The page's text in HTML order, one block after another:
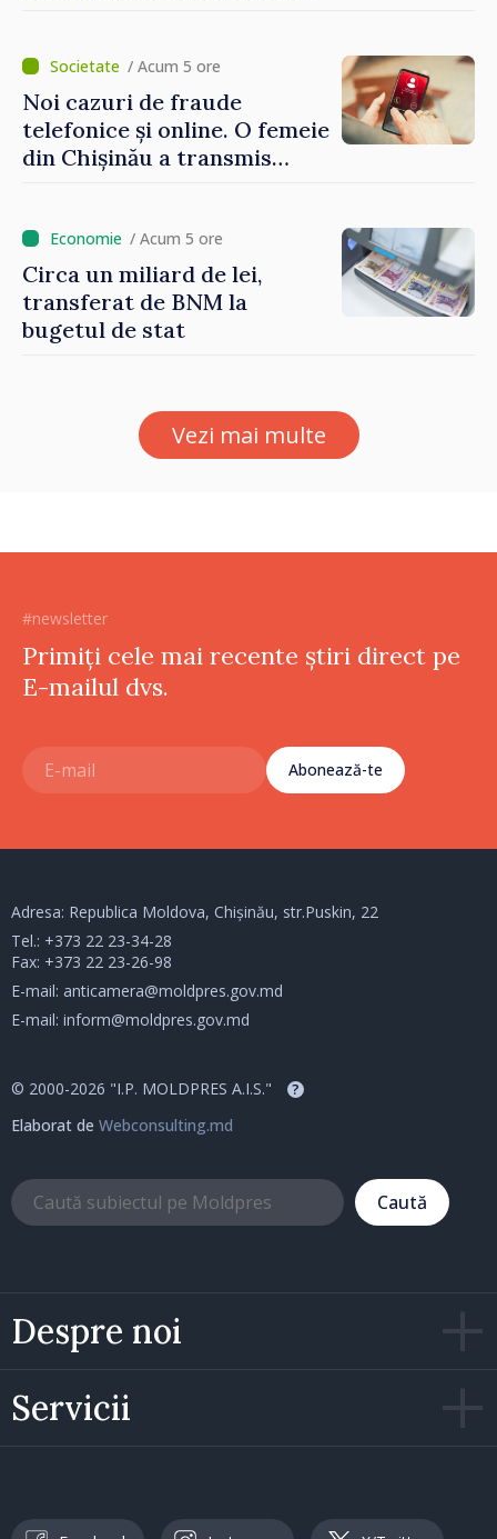
/ Acum 5 ore
Noi cazuri de fraude
telefonice și online. O femeie
din Chișinău a transmis
/ Acum 5 ore
Circa un miliard de lei,
transferat de BNM la
bugetul de stat
Vezi mai multe
#newsletter
Primiți cele mai recente știri direct pe
E-mailul dvs.
Abonează-te
Despre noi
Servicii
Adresa: Republica Moldova, Chișinău, str.Puskin, 22
Tel.: +373 22 23-34-28
Fax: +373 22 23-26-98
E-mail: anticamera@moldpres.gov.md
E-mail: inform@moldpres.gov.md
© 2000-2026 "I.P. MOLDPRES A.I.S." ?
Elaborat de Webconsulting.md
Caută